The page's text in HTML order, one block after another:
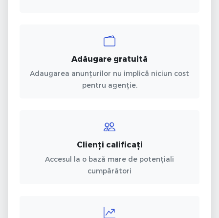
Adăugare gratuită
Adaugarea anunțurilor nu implică niciun cost
pentru agenție.
Clienți calificați
Accesul la o bază mare de potențiali
cumpărători